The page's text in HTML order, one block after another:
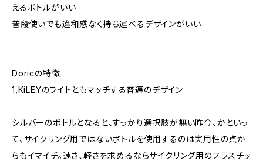
えるボトルがいい
普段使いでも違和感なく持ち運べるデザインがいい
Doricの特徴
1,KiLEYのライトともマッチする普遍のデザイン
シルバーのボトルとなると、すっかり選択肢が無い昨今、かといっ
て、サイクリング用ではないボトルを使用するのは実用性の点か
らもイマイチ。速さ、軽さを求めるならサイクリング用のプラスチッ